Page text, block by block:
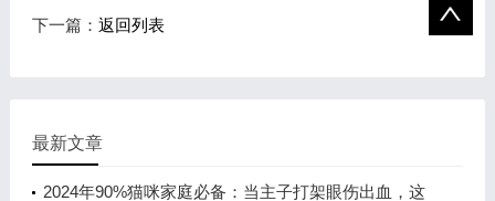
下一篇： 返回列表
最新文章
2024年90%猫咪家庭必备：当主子打架眼伤出血，这